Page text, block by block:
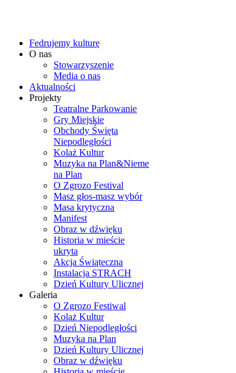
Fedrujemy kulturę
O nas
Stowarzyszenie
Media o nas
Aktualności
Projekty
Teatralne Parkowanie
Gry Miejskie
Obchody Święta
Niepodległości
Kolaż Kultur
Muzyka na Plan&Nieme
na Plan
O Zgrozo Festival
Masz głos-masz wybór
Masa krytyczna
Manifest
Obraz w dźwięku
Historia w mieście
ukryta
Akcja Świąteczna
Instalacja STRACH
Dzień Kultury Ulicznej
Galeria
O Zgrozo Festiwal
Kolaż Kultur
Dzień Niepodległości
Muzyka na Plan
Dzień Kultury Ulicznej
Obraz w dźwięku